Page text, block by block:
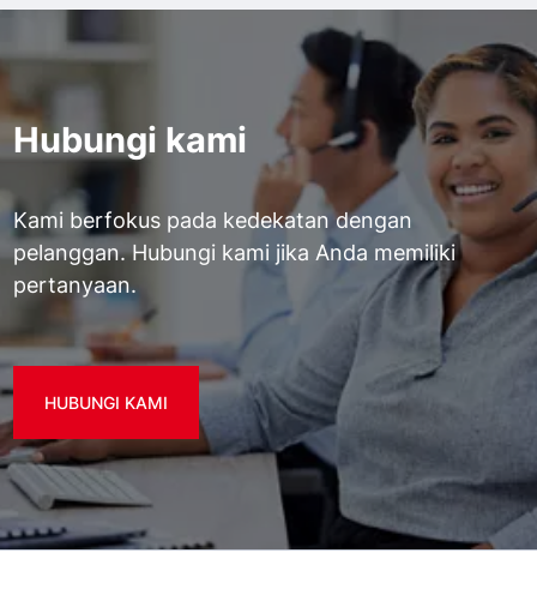
Hubungi kami
Kami berfokus pada kedekatan dengan
pelanggan. Hubungi kami jika Anda memiliki
pertanyaan.
HUBUNGI KAMI